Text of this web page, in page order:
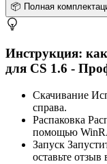
📦 Полная
Инструкция:
для CS 1.6 -
Скачивание
справа.
Распаковка
помощью
Запуск
оставьте